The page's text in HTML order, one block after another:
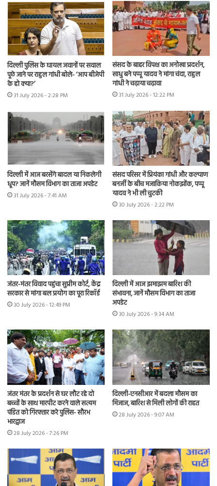
दिल्ली पुलिस के घायल जवानों पर सवाल
पूछे जाने पर राहुल गांधी बोले- ‘आप बीजेपी
के हो क्या?’
31 July 2026 - 2:28 PM
संसद के बाहर विपक्ष का अनोखा प्रदर्शन,
साधु बने पप्पू यादव ने मांगा चंदा, राहुल
गांधी ने चढ़ाया चढ़ावा
31 July 2026 - 12:22 PM
दिल्ली में आज बरसेंगे बादल या निकलेगी
धूप? जानें मौसम विभाग का ताजा अपडेट
31 July 2026 - 7:41 AM
संसद परिसर में प्रियंका गांधी और कल्याण
बनर्जी के बीच मजाकिया नोकझोंक, पप्पू
यादव ने भी ली चुटकी
30 July 2026 - 2:22 PM
जंतर-मंतर विवाद पहुंचा सुप्रीम कोर्ट, केंद्र
सरकार से मांगा बल प्रयोग का पूरा रिकॉर्ड
30 July 2026 - 12:49 PM
दिल्ली में आज झमाझम बारिश की
संभावना, जानें मौसम विभाग का ताजा
अपडेट
30 July 2026 - 9:34 AM
जंतर मंतर के प्रदर्शन से घर लौट रहे दो
बच्चों के साथ मारपीट करने वाले सत्यम
पंडित को गिरफ्तार करे पुलिस- सौरभ
भारद्वाज
28 July 2026 - 7:26 PM
दिल्ली-एनसीआर में बदला मौसम का
मिजाज, बारिश से मिली लोगों की राहत
28 July 2026 - 9:07 AM